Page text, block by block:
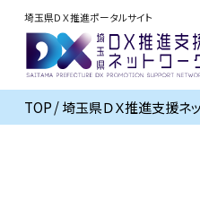
埼玉県ＤＸ推進ポータルサイト
TOP 埼玉県ＤＸ推進支援ネ